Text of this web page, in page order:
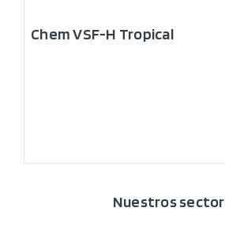
Chem VSF-H Tropical
Nuestros